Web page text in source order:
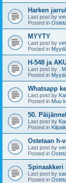
Harken
Last post by
Posted in
MYYTY
Last post by
Posted in
H-548 ja
Last post by .
Posted in
Whatsapp
Last post by
Posted in Muu
50.
Last post by
Posted in
Ostetaan h-
Last post by
Posted in
Spinaakkeri
Last post by
Posted in